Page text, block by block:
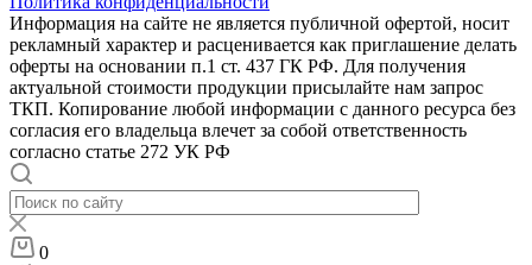
Информация на сайте не является публичной офертой, носит
рекламный характер и расценивается как приглашение делать
оферты на основании п.1 ст. 437 ГК РФ. Для получения
актуальной стоимости продукции присылайте нам запрос
ТКП. Копирование любой информации с данного ресурса без
согласия его владельца влечет за собой ответственность
согласно статье 272 УК РФ
0